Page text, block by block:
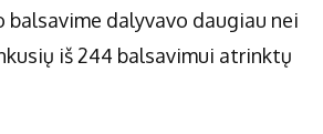
balsavime dalyvavo daugiau nei
iš 244 balsavimui atrinktų